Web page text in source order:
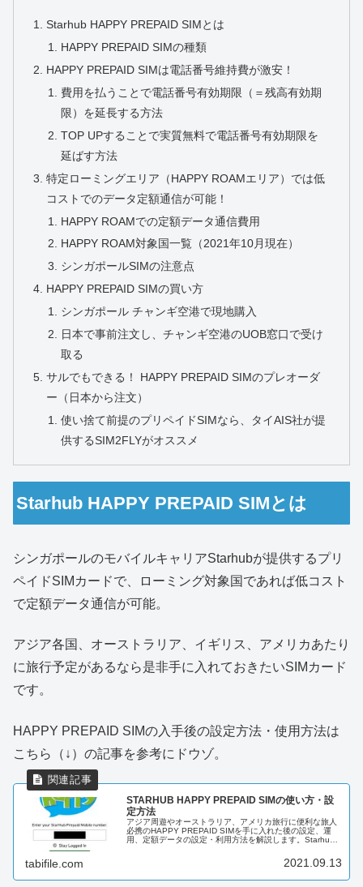
Starhub HAPPY PREPAID SIMとは
HAPPY PREPAID SIMの種類
HAPPY PREPAID SIMは電話番号維持費が激安！
費用を払うことで電話番号有効期限（＝残高有効期
限）を延長する方法
TOP UPすることで実質無料で電話番号有効期限を
延ばす方法
特定ローミングエリア（HAPPY ROAMエリア）では低
コストでのデータ定額通信が可能！
HAPPY ROAMでの定額データ通信費用
HAPPY ROAM対象国一覧（2021年10月現在）
シンガポールSIMの注意点
HAPPY PREPAID SIMの買い方
シンガポール チャンギ空港で現地購入
日本で事前注文し、チャンギ空港のUOB窓口で受け
取る
サルでもできる！ HAPPY PREPAID SIMのプレオーダ
ー（日本から注文）
使い捨て前提のプリペイドSIMなら、タイAIS社が提
供するSIM2FLYがオススメ
Starhub HAPPY PREPAID SIMとは
シンガポールのモバイルキャリアStarhubが提供するプリ
ペイドSIMカードで、ローミング対象国であれば低コスト
で定額データ通信が可能。
アジア各国、オーストラリア、イギリス、アメリカあたり
に旅行予定があるなら是非手に入れておきたいSIMカード
です。
HAPPY PREPAID SIMの入手後の設定方法・使用方法は
こちら（↓）の記事を参考にドウゾ。
STARHUB HAPPY PREPAID SIMの使い方・設
定方法
アジア周遊やオーストラリア、アメリカ旅行に便利な旅人
必携のHAPPY PREPAID SIMを手に入れた後の設定、運
用、定額データの設定・利用方法を解説します。Starhub
tabifile.com 2021.09.13